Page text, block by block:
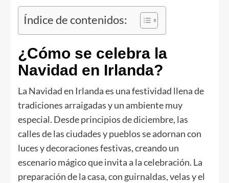
Índice de contenidos:
¿Cómo se celebra la
Navidad en Irlanda?
La Navidad en Irlanda es una festividad llena de
tradiciones arraigadas y un ambiente muy
especial. Desde principios de diciembre, las
calles de las ciudades y pueblos se adornan con
luces y decoraciones festivas, creando un
escenario mágico que invita a la celebración. La
preparación de la casa, con guirnaldas, velas y el